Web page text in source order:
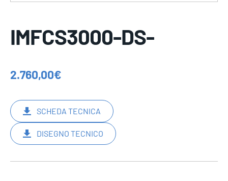
IMFCS3000-DS-
2.760,00€
SCHEDA TECNICA
DISEGNO TECNICO